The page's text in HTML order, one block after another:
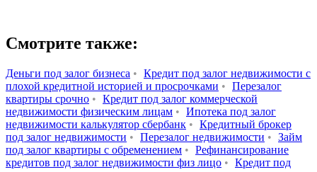
Смотрите также:
Деньги под залог бизнеса • Кредит под залог недвижимости с
плохой кредитной историей и просрочками • Перезалог
квартиры срочно • Кредит под залог коммерческой
недвижимости физическим лицам • Ипотека под залог
недвижимости калькулятор сбербанк • Кредитный брокер
под залог недвижимости • Перезалог недвижимости • Займ
под залог квартиры с обременением • Рефинансирование
кредитов под залог недвижимости физ лицо • Кредит под